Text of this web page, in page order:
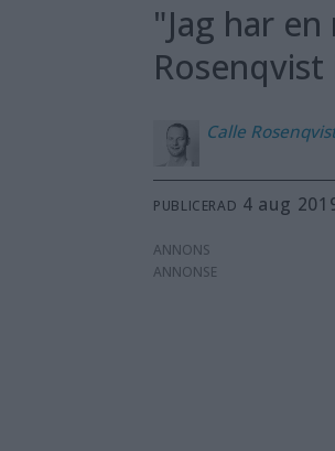
"Jag har
Calle
PUBLICERAD 4 aug
ANNONS